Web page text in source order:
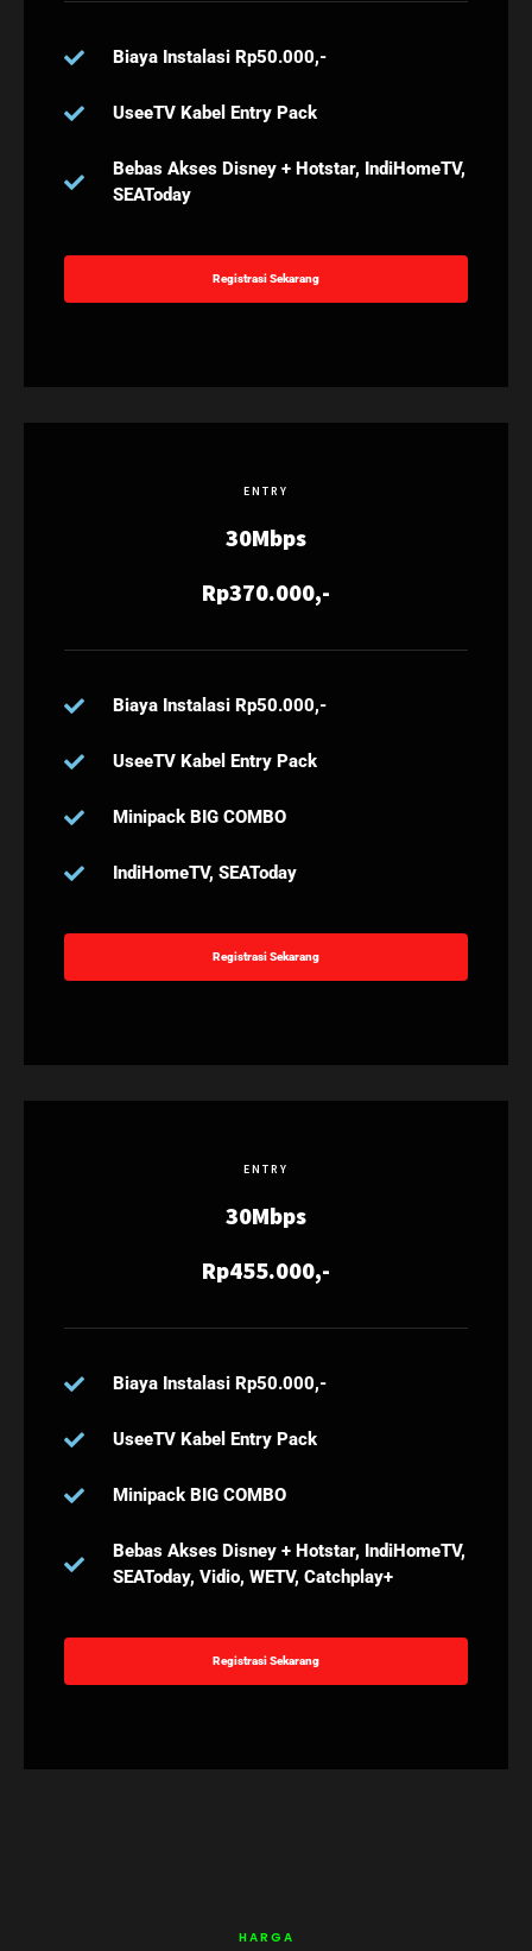
Biaya Instalasi Rp50.000,-
UseeTV Kabel Entry Pack
Bebas Akses Disney + Hotstar, IndiHomeTV,
SEAToday
Registrasi Sekarang
ENTRY
30Mbps
Rp370.000,-
Biaya Instalasi Rp50.000,-
UseeTV Kabel Entry Pack
Minipack BIG COMBO
IndiHomeTV, SEAToday
Registrasi Sekarang
ENTRY
30Mbps
Rp455.000,-
Biaya Instalasi Rp50.000,-
UseeTV Kabel Entry Pack
Minipack BIG COMBO
Bebas Akses Disney + Hotstar, IndiHomeTV,
SEAToday, Vidio, WETV, Catchplay+
Registrasi Sekarang
HARGA